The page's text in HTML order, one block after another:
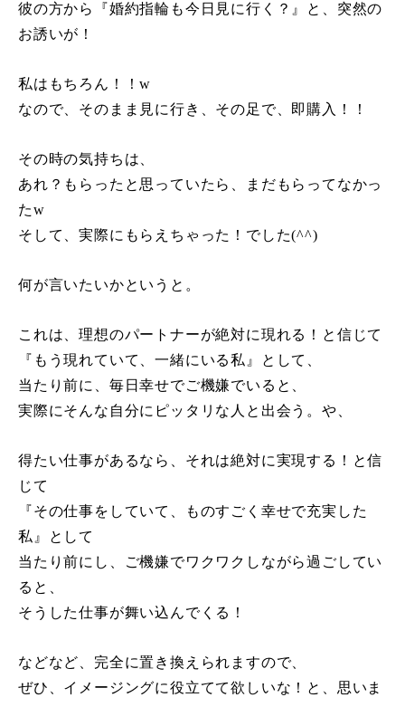
彼の方から『婚約指輪も今日見に行く？』と、突然の
お誘いが！
私はもちろん！！w
なので、そのまま見に行き、その足で、即購入！！
その時の気持ちは、
あれ？もらったと思っていたら、まだもらってなかっ
たw
そして、実際にもらえちゃった！でした(^^)
何が言いたいかというと。
これは、理想のパートナーが絶対に現れる！と信じて
『もう現れていて、一緒にいる私』として、
当たり前に、毎日幸せでご機嫌でいると、
実際にそんな自分にピッタリな人と出会う。や、
得たい仕事があるなら、それは絶対に実現する！と信
じて
『その仕事をしていて、ものすごく幸せで充実した
私』として
当たり前にし、ご機嫌でワクワクしながら過ごしてい
ると、
そうした仕事が舞い込んでくる！
などなど、完全に置き換えられますので、
ぜひ、イメージングに役立てて欲しいな！と、思いま